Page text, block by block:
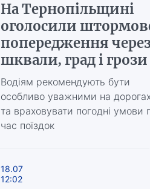
На Тернопільщині
оголосили
попередження
шквали, град і грози
Водіям рекомендують бути
особливо уважними на
та враховувати погодні умови
час поїздок
18.07
12:02